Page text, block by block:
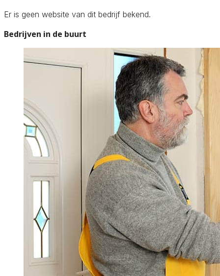
Er is geen website van dit bedrijf bekend.
Bedrijven in de buurt